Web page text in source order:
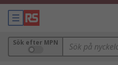
Sök efter MPN